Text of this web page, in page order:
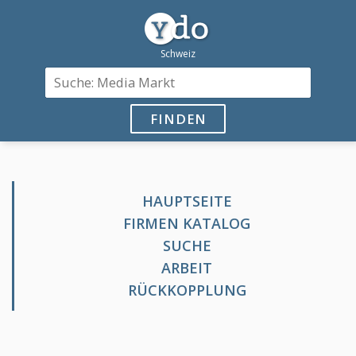
FINDEN
HAUPTSEITE
FIRMEN KATALOG
SUCHE
ARBEIT
RÜCKKOPPLUNG